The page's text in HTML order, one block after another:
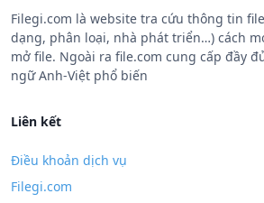
Filegi.com là website tra cứu thông tin
dạng, phân loại, nhà phát triển…) cách
mở file. Ngoài ra file.com cung cấp đầy
ngữ Anh-Việt phổ biến
Liên kết
Điều khoản dịch vụ
Filegi.com